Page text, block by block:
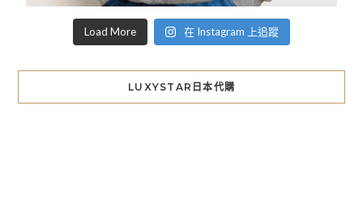
Load More 在 Instagram 上追蹤
LUXYSTAR日本代購